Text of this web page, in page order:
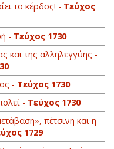
το κέρδος! - Τεύχος
- Τεύχος 1730
και της αλληλεγγύης -
- Τεύχος 1730
- Τεύχος 1730
πέτσινη και η
1729